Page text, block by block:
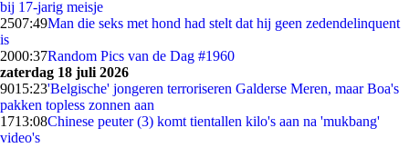
bij 17-jarig meisje
2507:49Man die seks met hond had stelt dat hij geen zedendelinquent
is
2000:37Random Pics van de Dag #1960
zaterdag 18 juli 2026
9015:23'Belgische' jongeren terroriseren Galderse Meren, maar Boa's
pakken topless zonnen aan
1713:08Chinese peuter (3) komt tientallen kilo's aan na 'mukbang'
video's